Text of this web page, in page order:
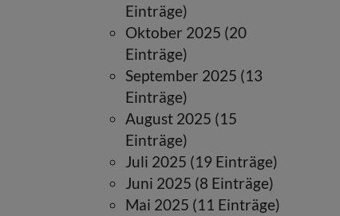
Einträge)
Oktober 2025 (20
Einträge)
September 2025 (13
Einträge)
August 2025 (15
Einträge)
Juli 2025 (19 Einträge)
Juni 2025 (8 Einträge)
Mai 2025 (11 Einträge)